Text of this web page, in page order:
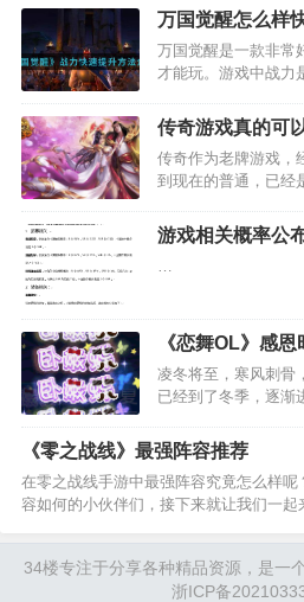
来看看妄想山海的
万国觉醒怎么样
分享
万国觉醒是一款非常
才能玩。游戏中战力
队实力。那么战力有
小编就分享下万国
传奇游戏真的可
传奇作为老牌游戏，
到现在的普通，已经
只有小部分人是为了
游戏能挣钱所以才去
游戏相关概率公
…
《恋舞OL》感
篇）
凌冬将至，寒风刺骨
已经到了冬季，逐渐
友友们准备了暖心福
消费排行 卧嫩蝶 活
后…
《零之战线》最强阵容推荐
在零之战线手游中最强阵容究竟怎么样
容如何的小伙伴们，接下来就让我们一
34楼专注于分享各种精品资源，是一
浙ICP备